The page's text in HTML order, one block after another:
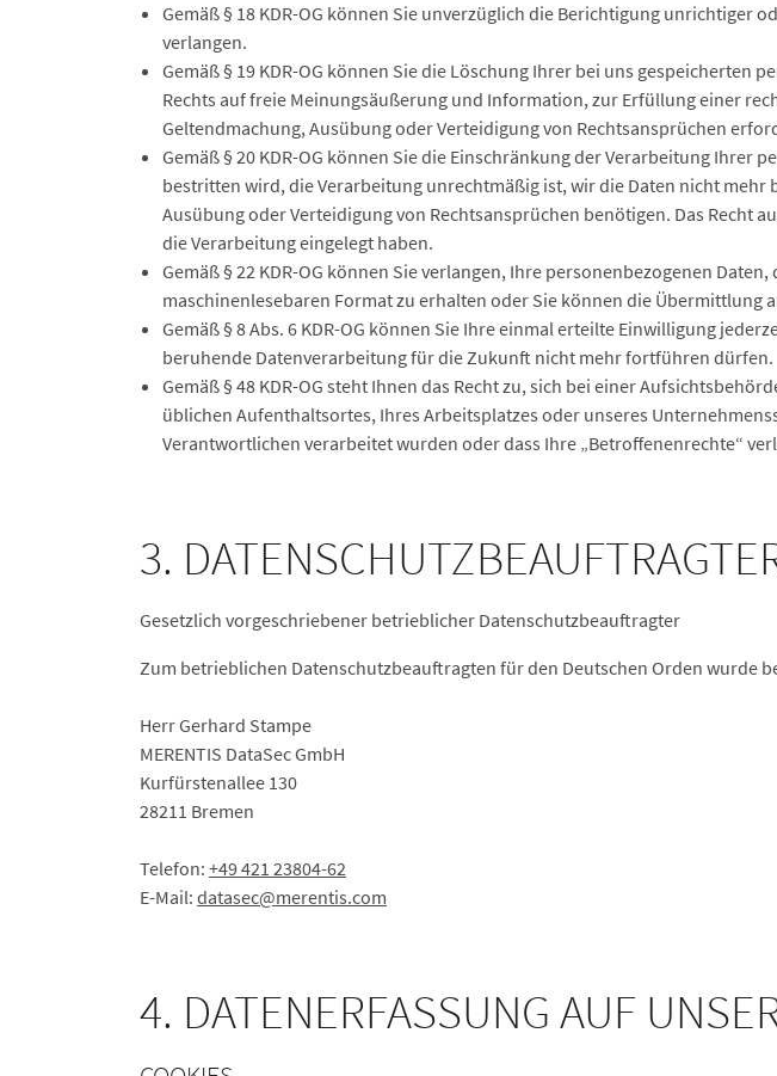
Gemäß § 18 KDR-OG können Sie unverzüglich die Berichtigung unrichtiger
verlangen.
Gemäß § 19 KDR-OG können Sie die Löschung Ihrer bei uns
Rechts auf freie Meinungsäußerung und Information, zur Erfüllung einer
Geltendmachung, Ausübung oder Verteidigung von Rechtsansprüchen
Gemäß § 20 KDR-OG können Sie die Einschränkung der Verarbeitung
bestritten wird, die Verarbeitung unrechtmäßig ist, wir die Daten nicht
Ausübung oder Verteidigung von Rechtsansprüchen benötigen. Das Recht
die Verarbeitung eingelegt haben.
Gemäß § 22 KDR-OG können Sie verlangen, Ihre personenbezogenen
maschinenlesebaren Format zu erhalten oder Sie können die Übermittlung
Gemäß § 8 Abs. 6 KDR-OG können Sie Ihre einmal erteilte Einwilligung
beruhende Datenverarbeitung für die Zukunft nicht mehr fortführen dürfen.
Gemäß § 48 KDR-OG steht Ihnen das Recht zu, sich bei einer
üblichen Aufenthaltsortes, Ihres Arbeitsplatzes oder unseres
Verantwortlichen verarbeitet wurden oder dass Ihre „Betroffenenrechte“
3.
Gesetzlich vorgeschriebener betrieblicher Datenschutzbeauftragter
Zum betrieblichen Datenschutzbeauftragten für den Deutschen Orden wurde
Herr Gerhard Stampe
MERENTIS DataSec GmbH
Kurfürstenallee 130
28211 Bremen
Telefon: +49 421 23804-62
E-Mail: datasec@merentis.com
4. DATENERFASSUNG AUF